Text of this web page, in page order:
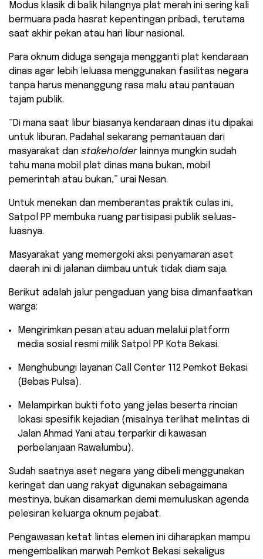
​Modus klasik di balik hilangnya plat merah ini sering kali
bermuara pada hasrat kepentingan pribadi, terutama
saat akhir pekan atau hari libur nasional.
Para oknum diduga sengaja mengganti plat kendaraan
dinas agar lebih leluasa menggunakan fasilitas negara
tanpa harus menanggung rasa malu atau pantauan
tajam publik.
​”Di mana saat libur biasanya kendaraan dinas itu dipakai
untuk liburan. Padahal sekarang pemantauan dari
masyarakat dan stakeholderlainnya mungkin sudah
tahu mana mobil plat dinas mana bukan, mobil
pemerintah atau bukan,” urai Nesan.
​Untuk menekan dan memberantas praktik culas ini,
Satpol PP membuka ruang partisipasi publik seluas-
luasnya.
Masyarakat yang memergoki aksi penyamaran aset
daerah ini di jalanan diimbau untuk tidak diam saja.
Berikut adalah jalur pengaduan yang bisa dimanfaatkan
warga:
​Mengirimkan pesan atau aduan melalui platform
media sosial resmi milik Satpol PP Kota Bekasi.
​Menghubungi layanan Call Center 112 Pemkot Bekasi
(Bebas Pulsa).
​Melampirkan bukti foto yang jelas beserta rincian
lokasi spesifik kejadian (misalnya terlihat melintas di
Jalan Ahmad Yani atau terparkir di kawasan
perbelanjaan Rawalumbu).
​Sudah saatnya aset negara yang dibeli menggunakan
keringat dan uang rakyat digunakan sebagaimana
mestinya, bukan disamarkan demi memuluskan agenda
pelesiran keluarga oknum pejabat.
Pengawasan ketat lintas elemen ini diharapkan mampu
mengembalikan marwah Pemkot Bekasi sekaligus